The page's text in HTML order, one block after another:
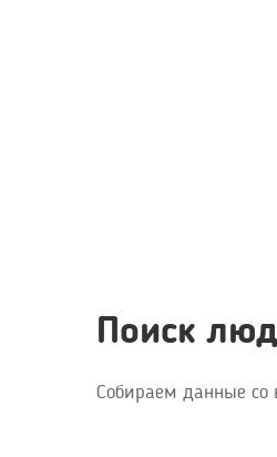
Поиск
Собираем данные со